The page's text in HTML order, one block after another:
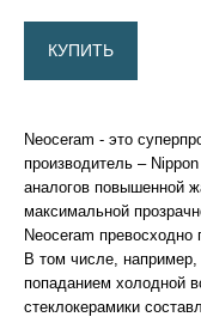
КУПИТЬ
Neoсeram - это
производитель –
аналогов повышенной
максимальной
Neoceram превосходно
В том числе,
попаданием холодной
стеклокерамики